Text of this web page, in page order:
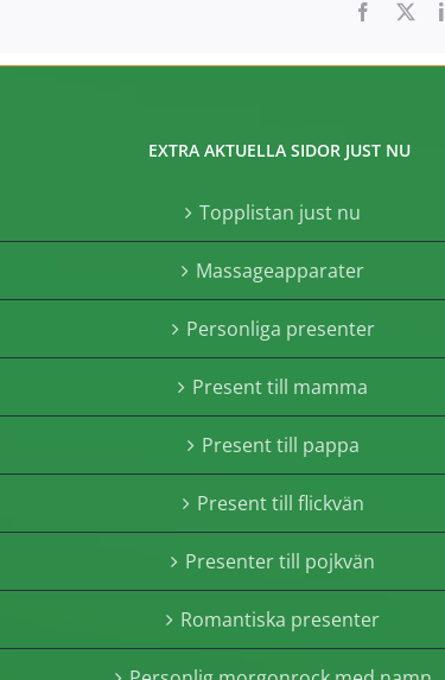
Facebook
EXTRA AKTUELLA SIDOR JUST NU
Topplistan just nu
Massageapparater
Personliga presenter
Present till mamma
Present till pappa
Present till flickvän
Presenter till pojkvän
Romantiska presenter